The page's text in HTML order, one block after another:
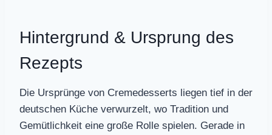
Hintergrund & Ursprung des
Rezepts
Die Ursprünge von Cremedesserts liegen tief in der
deutschen Küche verwurzelt, wo Tradition und
Gemütlichkeit eine große Rolle spielen. Gerade in